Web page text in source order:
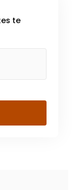
te